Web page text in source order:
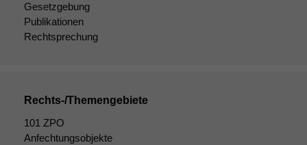
Gesetzgebung
Publikationen
Rechtsprechung
Rechts-/Themengebiete
101 ZPO
Anfechtungsobjekte